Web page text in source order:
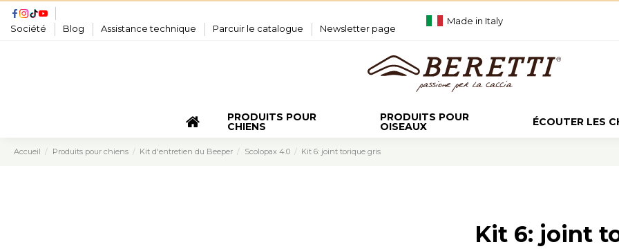
Société Blog Assistance technique Parcuir le catalogue Newsletter page
Made in Italy
PRODUITS POUR
CHIENS
PRODUITS POUR
OISEAUX ÉCOUTER LES
Accueil Produits pour chiens Kit d'entretien du Beeper Scolopax 4.0 Kit 6: joint torique gris
Kit 6: joint